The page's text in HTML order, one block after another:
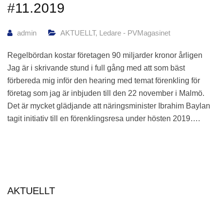
#11.2019
admin AKTUELLT, Ledare - PVMagasinet
Regelbördan kostar företagen 90 miljarder kronor årligen
Jag är i skrivande stund i full gång med att som bäst
förbereda mig inför den hearing med temat förenkling för
företag som jag är inbjuden till den 22 november i Malmö.
Det är mycket glädjande att näringsminister Ibrahim Baylan
tagit initiativ till en förenklingsresa under hösten 2019….
AKTUELLT